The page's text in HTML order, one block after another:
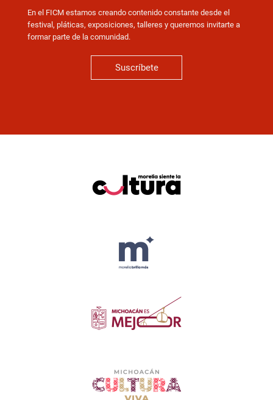
En el FICM estamos creando contenido constante desde el
festival, pláticas, exposiciones, talleres y queremos invitarte a
formar parte de la comunidad.
Suscríbete